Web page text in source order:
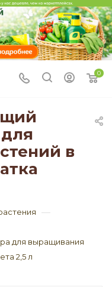
0
в
—
для выращивания
2,5 л